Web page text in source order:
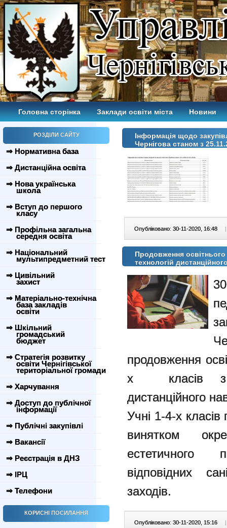
Головна сторінка Заклади освіти міста Новини
РОЗДІЛИ САЙТУ
⇒ Нормативна база
⇒ Дистанційна освіта
⇒ Нова українська
школа
⇒ Вступ до першого
класу
⇒ Профільна загальна
середня освіта
⇒ Національний
мультипредметний тест
⇒ Цивільний
захист
⇒ Матеріально-технічна
база закладів
освіти
⇒ Шкільний
громадський
бюджет
⇒ Стратегія розвитку
освіти Чернігівської
територіальної громади
⇒ Харчування
⇒ Доступ до публічної
інформації
⇒ Публічні закупівлі
⇒ Вакансії
⇒ Реєстрація в ДНЗ
⇒ ІРЦ
⇒ Телефони
КОРИСНІ ПОСИЛАННЯ
Інформація щодо
Чернігова станом з
Опубліковано: 30-11-2020, 16:48 |
Продовження
технологій
продовження
х класів з
дистанційного
Учні 1-4-х
винятком
відповідних
заходів.
Опубліковано: 30-11-2020, 15:16 |